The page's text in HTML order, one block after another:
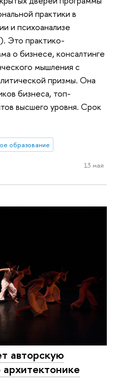
практики в
и психоанализе
Это практико-
о бизнесе, консалтинге
мышления с
призмы. Она
бизнеса, топ-
высшего уровня. Срок
образование
13 мая
авторскую